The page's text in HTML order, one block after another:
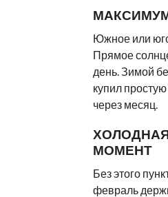
Южное или
Прямое
день. Зимой
купил
через месяц.
МОМЕНТ
Без этого
февраль